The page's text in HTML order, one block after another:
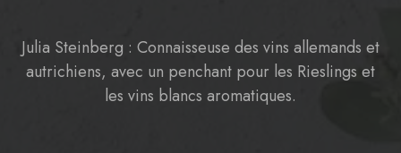
Julia Steinberg : Connaisseuse des vins allemands et
autrichiens, avec un penchant pour les Rieslings et
les vins blancs aromatiques.